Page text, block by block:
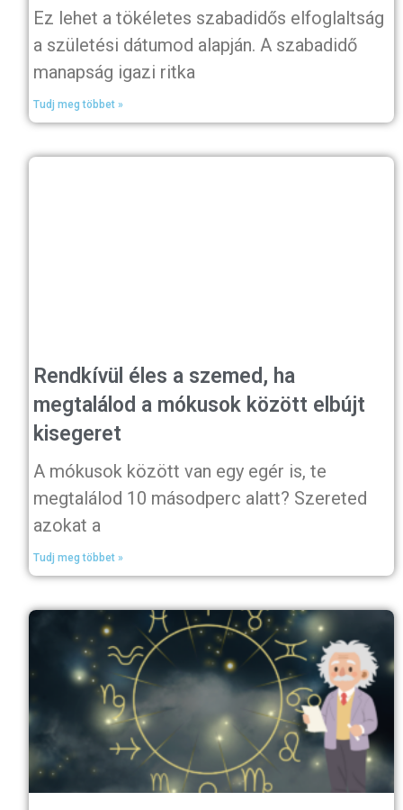
Ez lehet a tökéletes szabadidős elfoglaltság
a születési dátumod alapján. A szabadidő
manapság igazi ritka
Tudj meg többet »
Rendkívül éles a szemed, ha
megtalálod a mókusok között elbújt
kisegeret
A mókusok között van egy egér is, te
megtalálod 10 másodperc alatt? Szereted
azokat a
Tudj meg többet »